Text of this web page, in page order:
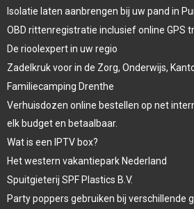
Isolatie laten aanbrengen bij uw pand in
OBD rittenregistratie inclusief online GPS
De rioolexpert in uw regio
Zadelkruk voor in de Zorg, Onderwijs,
Familiecamping Drenthe
Verhuisdozen online bestellen op net
elk budget en betaalbaar.
Wat is een IPTV box?
Het western vakantiepark Nederland
Spuitgieterij SPF Plastics B.V.
Party poppers gebruiken bij verschillende